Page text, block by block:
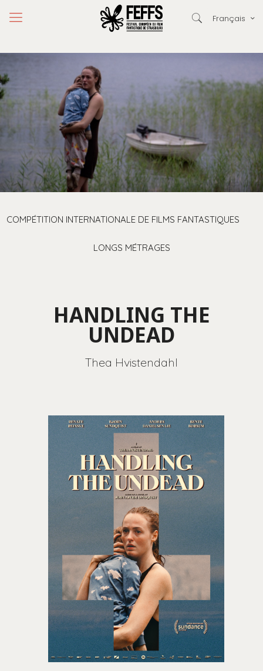
Français
COMPÉTITION INTERNATIONALE DE FILMS FANTASTIQUES
LONGS MÉTRAGES
HANDLING THE
UNDEAD
Thea Hvistendahl